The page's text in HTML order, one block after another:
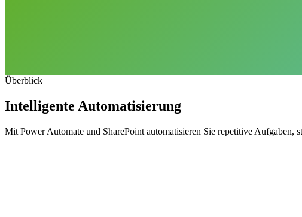
Überblick
Intelligente Automatisierung
Mit Power Automate und SharePoint automatisieren Sie repetitive Aufgaben,